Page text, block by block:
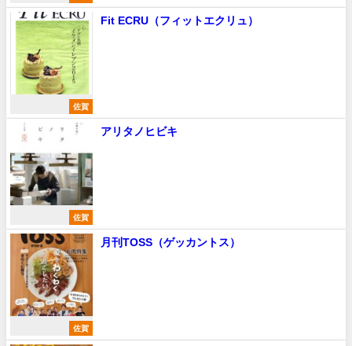
佐賀
Fit ECRU（フィットエクリュ）
佐賀
アリタノヒビキ
佐賀
月刊TOSS（ゲッカントス）